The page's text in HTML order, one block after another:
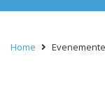
Home